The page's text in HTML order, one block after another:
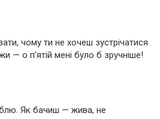
чому ти не хочеш зустрічатися
— о п’ятій мені було б зручніше!
Як бачиш — жива, не